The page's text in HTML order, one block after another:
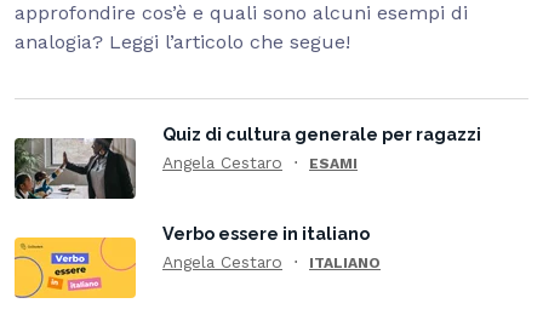
approfondire cos’è e quali sono alcuni esempi di
analogia? Leggi l’articolo che segue!
Quiz di cultura generale per ragazzi
Angela Cestaro ESAMI
Verbo essere in italiano
Angela Cestaro ITALIANO